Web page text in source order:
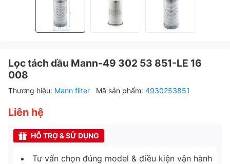
Lọc tách dầu Mann-49 302 53 851-LE 16
008
Thương hiệu: Mann filter Mã sản phẩm: 4930253851
Liên hệ
HỖ TRỢ & SỬ DỤNG
Tư vấn chọn đúng model & điều kiện vận hành